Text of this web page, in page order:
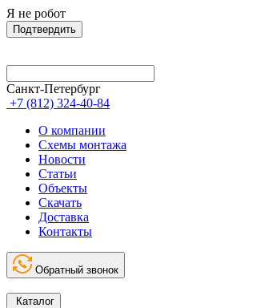
Я не робот
Подтвердить
Санкт-Петербург
+7 (812) 324-40-84
О компании
Схемы монтажа
Новости
Статьи
Объекты
Скачать
Доставка
Контакты
Обратный звонок
Каталог